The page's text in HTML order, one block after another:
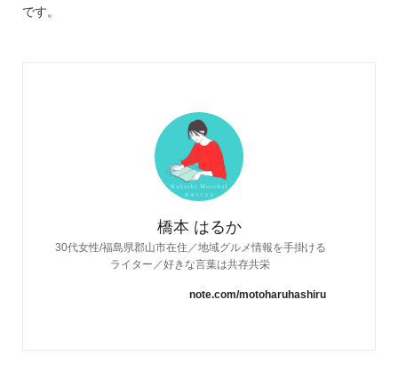
です。
橋本 はるか
30代女性/福島県郡山市在住／地域グルメ情報を手掛ける
ライター／好きな言葉は共存共栄
note.com/motoharuhashiru